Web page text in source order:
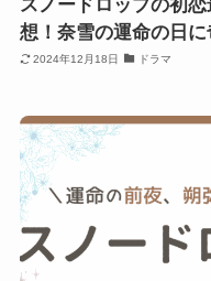
スノードロップの初
想！奈雪の運命の日に
2024年12月18日 ドラマ